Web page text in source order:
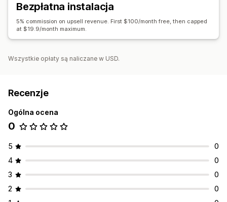
Bezpłatna instalacja
5% commission on upsell revenue. First $100/month free, then capped
at $19.9/month maximum.
Wszystkie opłaty są naliczane w USD.
Recenzje
Ogólna ocena
0
5
0
4
0
3
0
2
0